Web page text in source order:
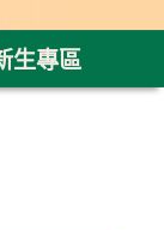
生專區